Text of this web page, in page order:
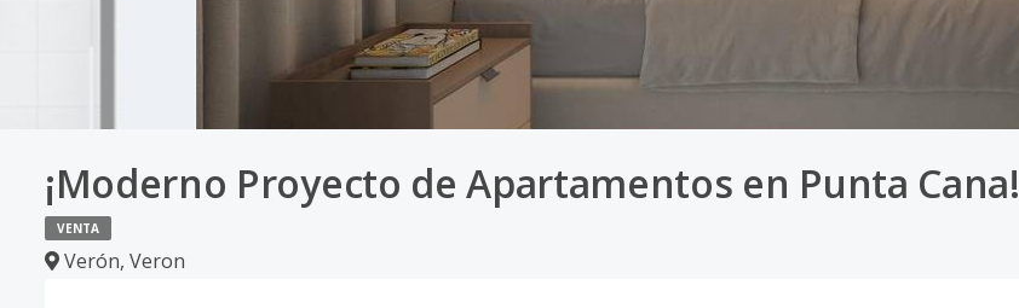
¡Moderno Proyecto de Apartamentos en Punta Cana!
VENTA
Verón, Veron